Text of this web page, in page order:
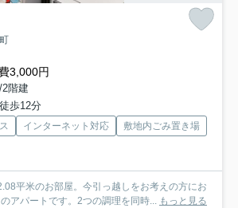
3,000円
階建
歩12分
インターネット対応
敷地内ごみ置き場
平米のお部屋。今引っ越しをお考えの方にお
アパートです。2つの調理を同時... もっと見る